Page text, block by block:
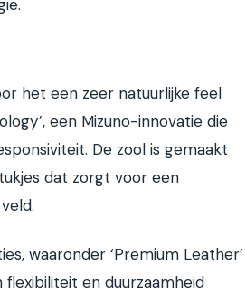
het een zeer natuurlijke feel
een Mizuno-innovatie die
De zool is gemaakt
dat zorgt voor een
waaronder ‘Premium Leather’
flexibiliteit en duurzaamheid